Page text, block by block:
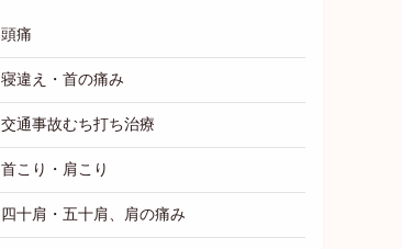
頭痛
寝違え・首の痛み
交通事故むち打ち治療
首こり・肩こり
四十肩・五十肩、肩の痛み